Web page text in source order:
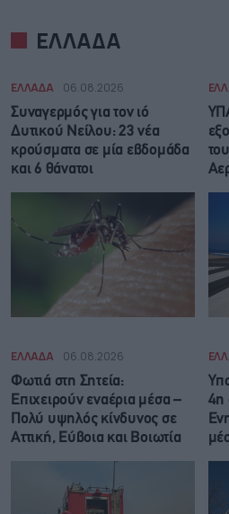
ΕΛΛΑΔΑ
ΕΛΛΑΔΑ 06.08.2026
Συναγερμός για τον ιό
Δυτικού Νείλου: 23 νέα
κρούσματα σε μία εβδομάδα
και 6 θάνατοι
ΕΛΛΑΔΑ 06.08.2026
Φωτιά στη Σητεία:
Επιχειρούν εναέρια μέσα –
Πολύ υψηλός κίνδυνος σε
Αττική, Εύβοια και Βοιωτία
4η